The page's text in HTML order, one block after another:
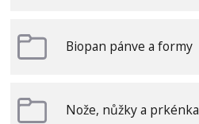
Biopan pánve a formy
Nože, nůžky a prkénka